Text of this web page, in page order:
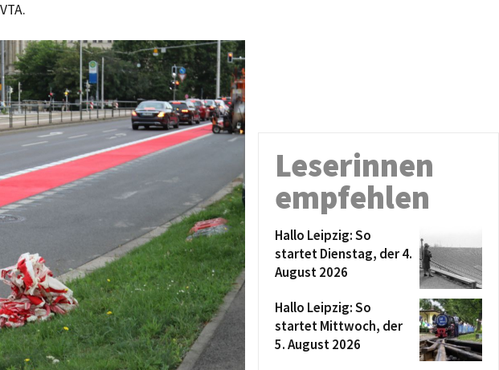
Leserinnen
empfehlen
Hallo Leipzig: So
startet Dienstag, der 4.
August 2026
Hallo Leipzig: So
startet Mittwoch, der
5. August 2026